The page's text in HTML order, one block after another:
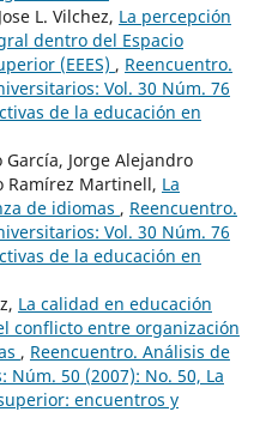
L. Vilchez, La percepción
dentro del Espacio
(EEES) , Reencuentro.
Vol. 30 Núm. 76
de la educación en
Jorge Alejandro
Ramírez Martinell, La
de idiomas , Reencuentro.
Vol. 30 Núm. 76
de la educación en
La calidad en educación
conflicto entre organización
, Reencuentro. Análisis de
50 (2007): No. 50, La
encuentros y